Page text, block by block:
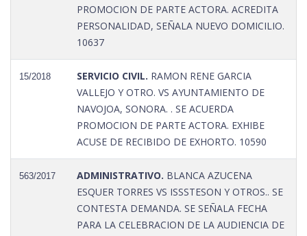
PROMOCION DE PARTE ACTORA. ACREDITA
PERSONALIDAD, SEÑALA NUEVO DOMICILIO.
10637
15/2018 SERVICIO CIVIL. RAMON RENE GARCIA
VALLEJO Y OTRO. VS AYUNTAMIENTO DE
NAVOJOA, SONORA. . SE ACUERDA
PROMOCION DE PARTE ACTORA. EXHIBE
ACUSE DE RECIBIDO DE EXHORTO. 10590
563/2017 ADMINISTRATIVO. BLANCA AZUCENA
ESQUER TORRES VS ISSSTESON Y OTROS.. SE
CONTESTA DEMANDA. SE SEÑALA FECHA
PARA LA CELEBRACION DE LA AUDIENCIA DE